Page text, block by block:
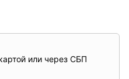
или через СБП